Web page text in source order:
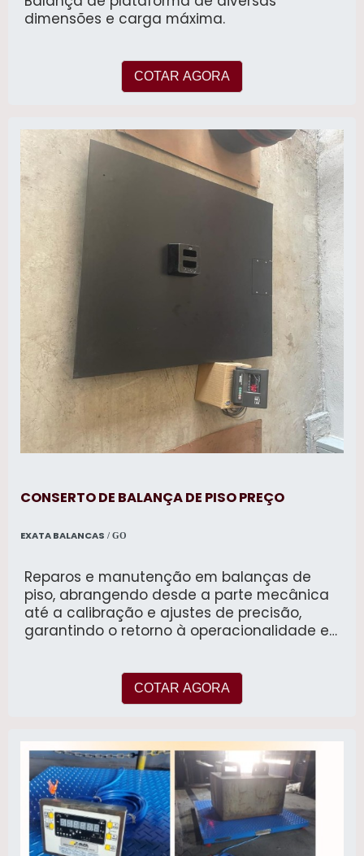
dimensões e carga máxima.
COTAR AGORA
CONSERTO DE BALANÇA DE PISO PREÇO
EXATA BALANCAS / GO
Reparos e manutenção em balanças de
piso, abrangendo desde a parte mecânica
até a calibração e ajustes de precisão,
garantindo o retorno à operacionalidade e
COTAR AGORA